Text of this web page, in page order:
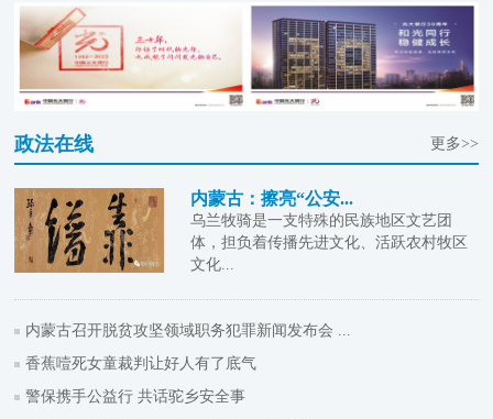
政法在线 更多>>
内蒙古：擦亮“公安...
乌兰牧骑是一支特殊的民族地区文艺团
体，担负着传播先进文化、活跃农村牧区
文化...
内蒙古召开脱贫攻坚领域职务犯罪新闻发布会 ...
香蕉噎死女童裁判让好人有了底气
警保携手公益行 共话驼乡安全事